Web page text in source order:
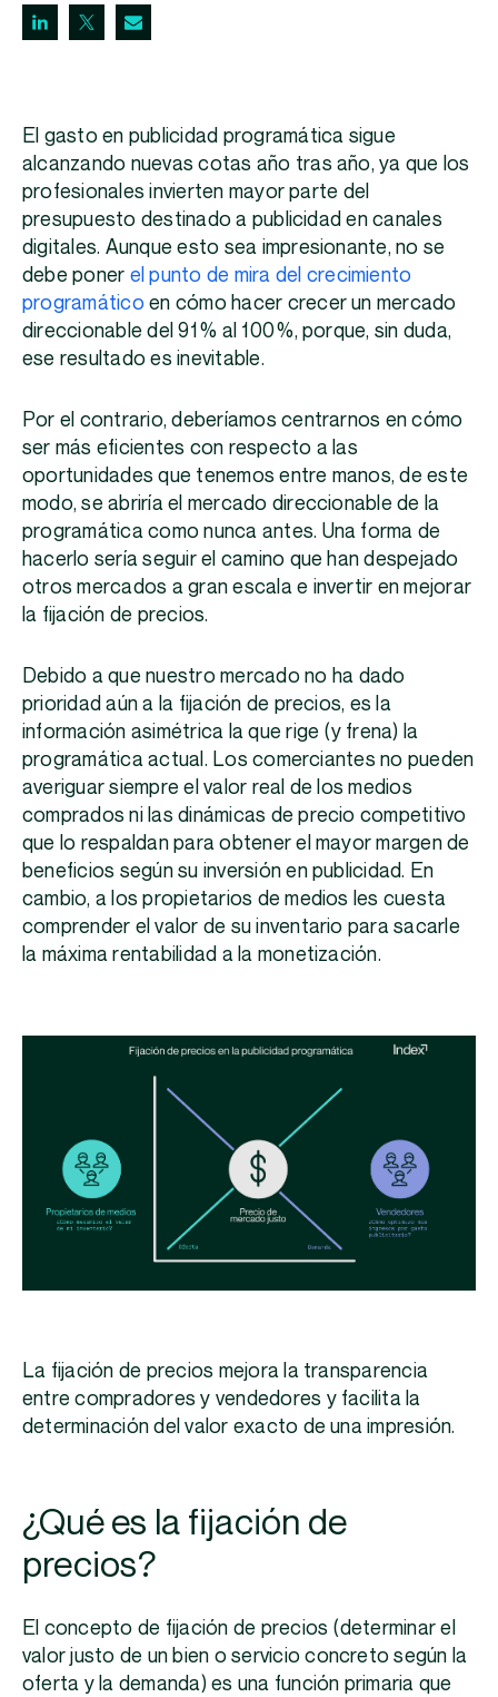
El gasto en publicidad programática sigue
alcanzando nuevas cotas año tras año, ya que los
profesionales invierten mayor parte del
presupuesto destinado a publicidad en canales
digitales. Aunque esto sea impresionante, no se
debe poner el punto de mira del crecimiento
programático en cómo hacer crecer un mercado
direccionable del 91 % al 100 %, porque, sin duda,
ese resultado es inevitable.
Por el contrario, deberíamos centrarnos en cómo
ser más eficientes con respecto a las
oportunidades que tenemos entre manos, de este
modo, se abriría el mercado direccionable de la
programática como nunca antes. Una forma de
hacerlo sería seguir el camino que han despejado
otros mercados a gran escala e invertir en mejorar
la fijación de precios.
Debido a que nuestro mercado no ha dado
prioridad aún a la fijación de precios, es la
información asimétrica la que rige (y frena) la
programática actual. Los comerciantes no pueden
averiguar siempre el valor real de los medios
comprados ni las dinámicas de precio competitivo
que lo respaldan para obtener el mayor margen de
beneficios según su inversión en publicidad. En
cambio, a los propietarios de medios les cuesta
comprender el valor de su inventario para sacarle
la máxima rentabilidad a la monetización.
La fijación de precios mejora la transparencia
entre compradores y vendedores y facilita la
determinación del valor exacto de una impresión.
¿Qué es la fijación de
precios?
El concepto de fijación de precios (determinar el
valor justo de un bien o servicio concreto según la
oferta y la demanda) es una función primaria que